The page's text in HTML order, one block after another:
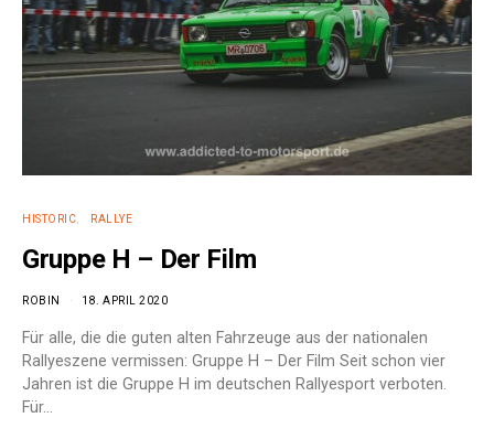
HISTORIC RALLYE
Gruppe H – Der Film
ROBIN 18. APRIL 2020
Für alle, die die guten alten Fahrzeuge aus der nationalen
Rallyeszene vermissen: Gruppe H – Der Film Seit schon vier
Jahren ist die Gruppe H im deutschen Rallyesport verboten.
Für…